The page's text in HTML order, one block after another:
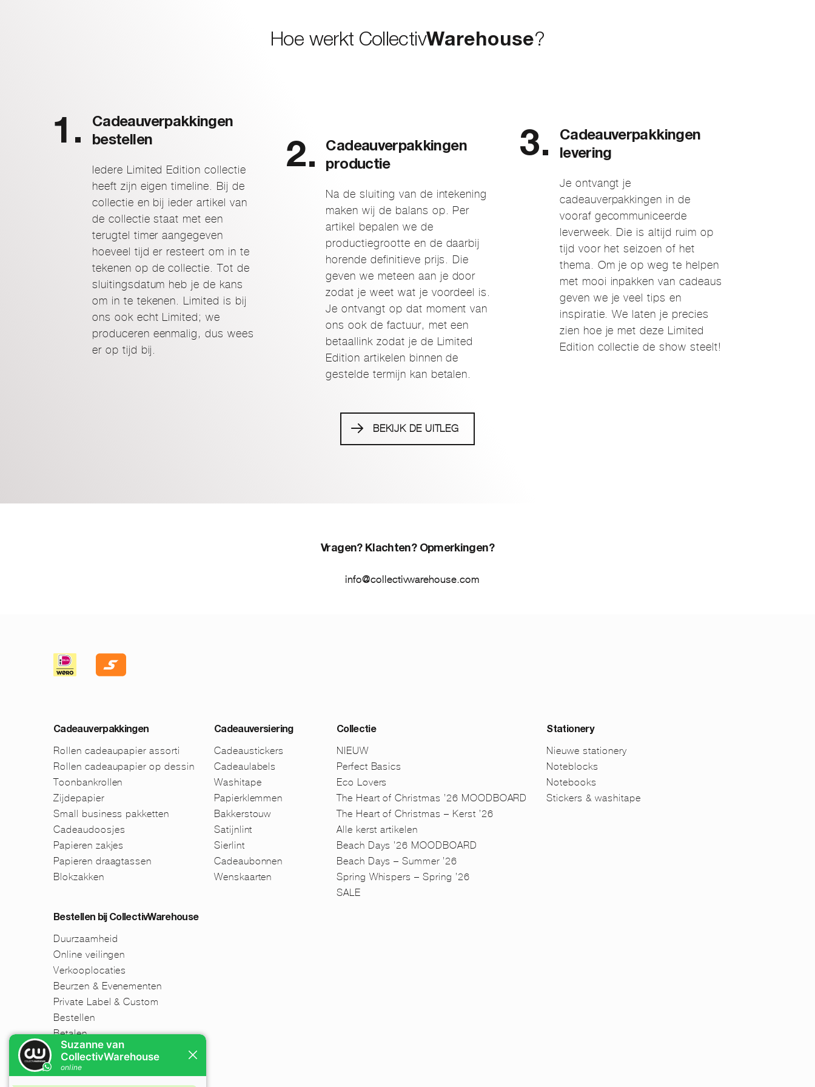
Hoe werkt CollectivWarehouse?
Cadeauverpakkingen
bestellen
Iedere Limited Edition collectie
heeft zijn eigen timeline. Bij de
collectie en bij ieder artikel van
de collectie staat met een
terugtel timer aangegeven
hoeveel tijd er resteert om in te
tekenen op de collectie. Tot de
sluitingsdatum heb je de kans
om in te tekenen. Limited is bij
ons ook echt Limited; we
produceren eenmalig, dus wees
er op tijd bij.
Cadeauverpakkingen
productie
Na de sluiting van de intekening
maken wij de balans op. Per
artikel bepalen we de
productiegrootte en de daarbij
horende definitieve prijs. Die
geven we meteen aan je door
zodat je weet wat je voordeel is.
Je ontvangt op dat moment van
ons ook de factuur, met een
betaallink zodat je de Limited
Edition artikelen binnen de
gestelde termijn kan betalen.
Cadeauverpakkingen
levering
Je ontvangt je
cadeauverpakkingen in de
vooraf gecommuniceerde
leverweek. Die is altijd ruim op
tijd voor het seizoen of het
thema. Om je op weg te helpen
met mooi inpakken van cadeaus
geven we je veel tips en
inspiratie. We laten je precies
zien hoe je met deze Limited
Edition collectie de show steelt!
BEKIJK DE UITLEG
Vragen? Klachten? Opmerkingen?
info@collectivwarehouse.com
Cadeauverpakkingen
Rollen cadeaupapier assorti
Rollen cadeaupapier op dessin
Toonbankrollen
Zijdepapier
Small business pakketten
Cadeaudoosjes
Papieren zakjes
Papieren draagtassen
Blokzakken
Cadeauversiering
Cadeaustickers
Cadeaulabels
Washitape
Papierklemmen
Bakkerstouw
Satijnlint
Sierlint
Cadeaubonnen
Wenskaarten
Collectie
NIEUW
Perfect Basics
Eco Lovers
The Heart of Christmas ’26 MOODBOARD
The Heart of Christmas – Kerst ’26
Alle kerst artikelen
Beach Days ’26 MOODBOARD
Beach Days – Summer ’26
Spring Whispers – Spring ’26
SALE
Stationery
Nieuwe stationery
Noteblocks
Notebooks
Stickers & washitape
Bestellen bij CollectivWarehouse
Duurzaamheid
Online veilingen
Verkooplocaties
Beurzen & Evenementen
Private Label & Custom
Bestellen
Betalen
Verzenden
Retourneren